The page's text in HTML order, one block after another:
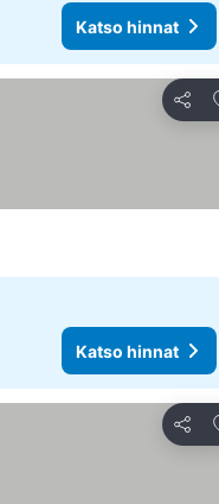
Katso hinnat
Jaa
Katso hinnat
Jaa